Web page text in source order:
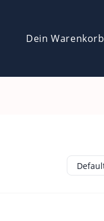
Dein Warenkorb